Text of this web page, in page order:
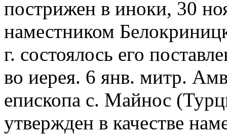
пострижен в иноки, 30
наместником
г. состоялось его
во иерея. 6 янв. митр.
епископа с. Майнос
утвержден в качестве